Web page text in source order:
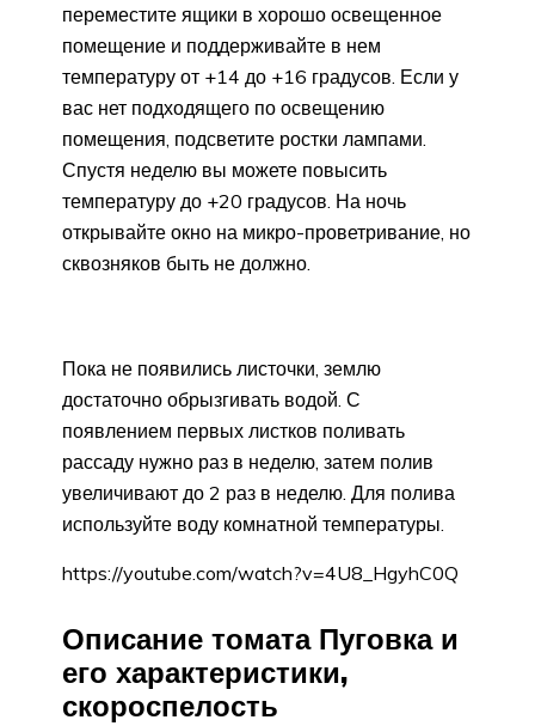
переместите ящики в хорошо освещенное
помещение и поддерживайте в нем
температуру от +14 до +16 градусов. Если у
вас нет подходящего по освещению
помещения, подсветите ростки лампами.
Спустя неделю вы можете повысить
температуру до +20 градусов. На ночь
открывайте окно на микро-проветривание, но
сквозняков быть не должно.
Пока не появились листочки, землю
достаточно обрызгивать водой. С
появлением первых листков поливать
рассаду нужно раз в неделю, затем полив
увеличивают до 2 раз в неделю. Для полива
используйте воду комнатной температуры.
https://youtube.com/watch?v=4U8_HgyhC0Q
Описание томата Пуговка и
его характеристики,
скороспелость